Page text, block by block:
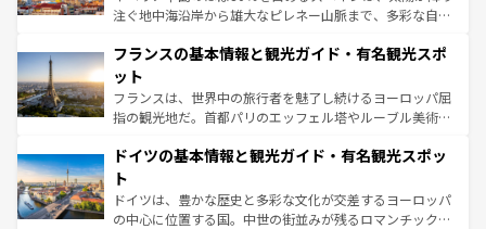
できる。朝目覚めてから夜眠るまで、すべての瞬間を楽し
なお、新着のイタリア情報はコンテンツ一覧を参照してほ
しい。
注ぐ地中海沿岸から雄大なピレネー山脈まで、多彩な自然
文化が根付くこの国では、情熱的なフラメンコ、熱気あふ
れる闘牛、そして美味しいタパスが生活の一部となってい
る。首都マドリードの洗練された雰囲気や、バルセロナの
アートに溢れた街角から、地方では古代ローマ遺跡や中世
せる。地方によって風土や気候が異なるスペインはその個
ンテンツ一覧 を参照してほしい。
フランスの基本情報と観光ガイド・有名観光スポ
ット
フランスは、世界中の旅行者を魅了し続けるヨーロッパ屈
指の観光地だ。首都パリのエッフェル塔やルーブル美術館
で、幅広い魅力が詰まっている。華麗な宮殿、歴史的な大
聖堂、美しいビーチ、そして豊かな自然が、訪れる者を心
から魅了する。また、フランスは美食の国としても知ら
れ、フランス料理はユネスコ無形文化遺産にも登録されて
ドイツの基本情報と観光ガイド・有名観光スポッ
ト
ドイツは、豊かな歴史と多彩な文化が交差するヨーロッパ
の中心に位置する国。中世の街並みが残るロマンチック街